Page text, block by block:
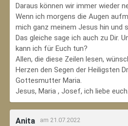
Daraus können wir immer wieder
Wenn ich morgens die Augen
mich ganz meinem Jesus hin und
Das gleiche sage ich auch zu Dir.
kann ich für Euch tun?
Allen, die diese Zeilen lesen,
Herzen den Segen der Heiligsten
Gottesmutter Maria.
Jesus, Maria , Josef, ich liebe euch.
Anita am 21.07.2022